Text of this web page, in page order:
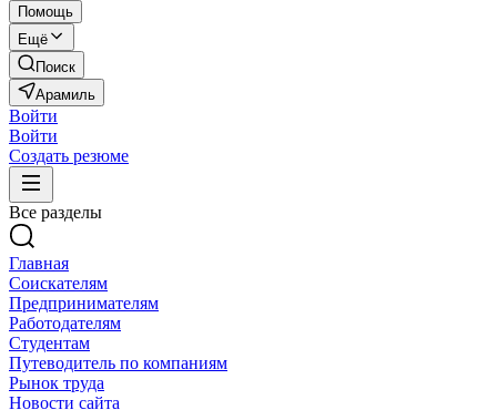
Помощь
Ещё
Поиск
Арамиль
Войти
Войти
Создать резюме
Все разделы
Главная
Соискателям
Предпринимателям
Работодателям
Студентам
Путеводитель по компаниям
Рынок труда
Новости сайта